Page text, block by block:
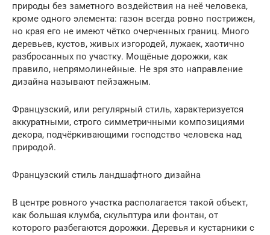
природы без заметного воздействия на неё человека,
кроме одного элемента: газон всегда ровно пострижен,
но края его не имеют чётко очерченных границ. Много
деревьев, кустов, живых изгородей, лужаек, хаотично
разбросанных по участку. Мощёные дорожки, как
правило, непрямолинейные. Не зря это направление
дизайна называют пейзажным.
Французский, или регулярный стиль, характеризуется
аккуратными, строго симметричными композициями
декора, подчёркивающими господство человека над
природой.
Французский стиль ландшафтного дизайна
В центре ровного участка располагается такой объект,
как большая клумба, скульптура или фонтан, от
которого разбегаются дорожки. Деревья и кустарники с